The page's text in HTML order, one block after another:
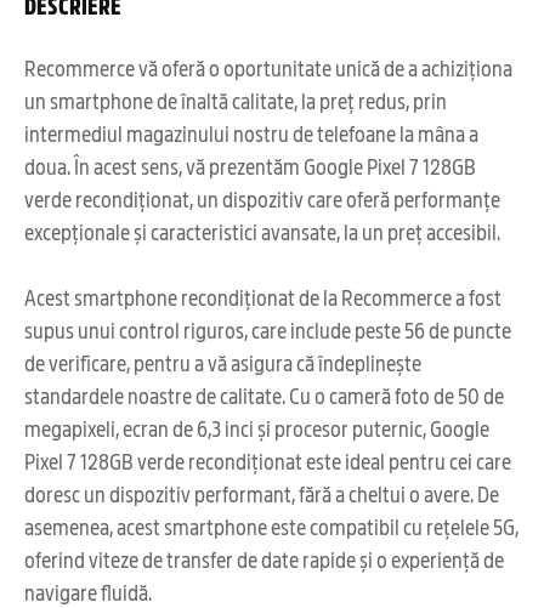
Recommerce vă oferă o oportunitate unică de a achiziționa
un smartphone de înaltă calitate, la preț redus, prin
intermediul magazinului nostru de telefoane la mâna a
doua. În acest sens, vă prezentăm Google Pixel 7 128GB
verde recondiționat, un dispozitiv care oferă performanțe
excepționale și caracteristici avansate, la un preț accesibil.
Acest smartphone recondiționat de la Recommerce a fost
supus unui control riguros, care include peste 56 de puncte
de verificare, pentru a vă asigura că îndeplinește
standardele noastre de calitate. Cu o cameră foto de 50 de
megapixeli, ecran de 6,3 inci și procesor puternic, Google
Pixel 7 128GB verde recondiționat este ideal pentru cei care
doresc un dispozitiv performant, fără a cheltui o avere. De
asemenea, acest smartphone este compatibil cu rețelele 5G,
oferind viteze de transfer de date rapide și o experiență de
navigare fluidă.